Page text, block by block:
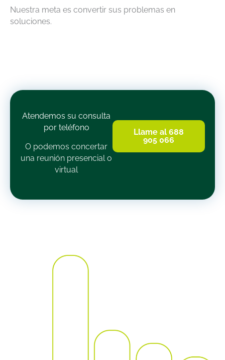
Nuestra meta es convertir sus problemas en
soluciones.
Atendemos su consulta
por teléfono
O podemos concertar
una reunión presencial o
virtual
Llame al 688
905 066